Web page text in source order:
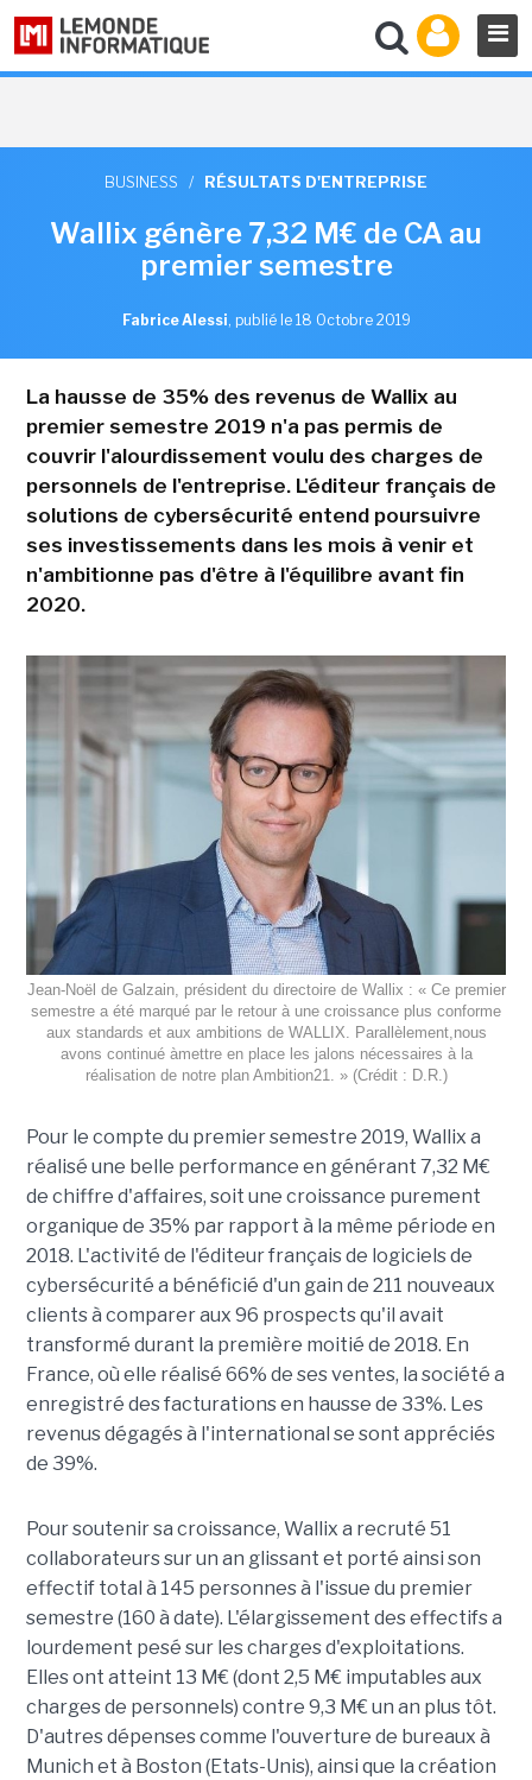
BUSINESS / RÉSULTATS D'ENTREPRISE
Wallix génère 7,32 M€ de CA au
premier semestre
Fabrice Alessi, publié le 18 Octobre 2019
La hausse de 35% des revenus de Wallix au
premier semestre 2019 n'a pas permis de
couvrir l'alourdissement voulu des charges de
personnels de l'entreprise. L'éditeur français de
solutions de cybersécurité entend poursuivre
ses investissements dans les mois à venir et
n'ambitionne pas d'être à l'équilibre avant fin
2020.
Jean-Noël de Galzain, président du directoire de Wallix : « Ce premier
semestre a été marqué par le retour à une croissance plus conforme
aux standards et aux ambitions de WALLIX. Parallèlement,nous
avons continué àmettre en place les jalons nécessaires à la
réalisation de notre plan Ambition21. » (Crédit : D.R.)
Pour le compte du premier semestre 2019, Wallix a
réalisé une belle performance en générant 7,32 M€
de chiffre d'affaires, soit une croissance purement
organique de 35% par rapport à la même période en
2018. L'activité de l'éditeur français de logiciels de
cybersécurité a bénéficié d'un gain de 211 nouveaux
clients à comparer aux 96 prospects qu'il avait
transformé durant la première moitié de 2018. En
France, où elle réalisé 66% de ses ventes, la société a
enregistré des facturations en hausse de 33%. Les
revenus dégagés à l'international se sont appréciés
de 39%.
Pour soutenir sa croissance, Wallix a recruté 51
collaborateurs sur un an glissant et porté ainsi son
effectif total à 145 personnes à l'issue du premier
semestre (160 à date). L'élargissement des effectifs a
lourdement pesé sur les charges d'exploitations.
Elles ont atteint 13 M€ (dont 2,5 M€ imputables aux
charges de personnels) contre 9,3 M€ un an plus tôt.
D'autres dépenses comme l'ouverture de bureaux à
Munich et à Boston (Etats-Unis), ainsi que la création